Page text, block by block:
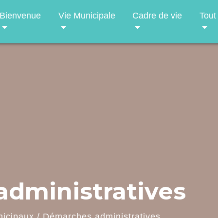
Bienvenue Vie Municipale Cadre de vie